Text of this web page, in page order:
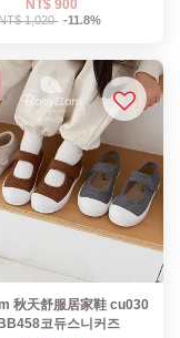
NT$ 900
1,020 -11.8%
秋天舒服居家鞋 cu030
코듀스니커즈